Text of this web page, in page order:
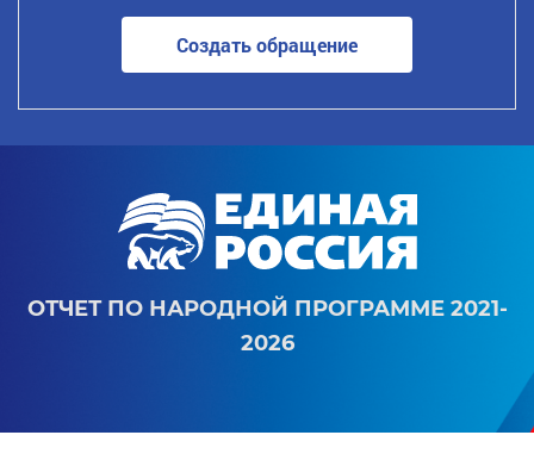
Создать обращение
ОТЧЕТ ПО НАРОДНОЙ ПРОГРАММЕ 2021-
2026